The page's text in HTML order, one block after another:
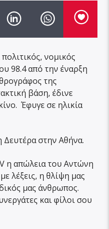
νομικός
98.4 από την έναρξη
της
βάση, έδινε
Έφυγε σε ηλικία
Δευτέρα στην Αθήνα.
η απώλεια του Αντώνη
λέξεις, η θλίψη μας
μας άνθρωπος.
και φίλοι σου